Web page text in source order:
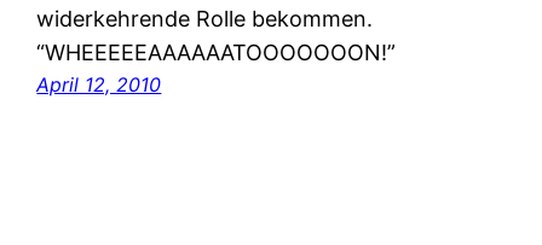
widerkehrende Rolle bekommen.
“WHEEEEEAAAAAATOOOOOOON!”
April 12, 2010